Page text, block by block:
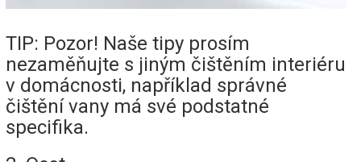
TIP: Pozor! Naše tipy prosím
nezaměňujte s jiným čištěním interiéru
v domácnosti, například správné
čištění vany má své podstatné
specifika.